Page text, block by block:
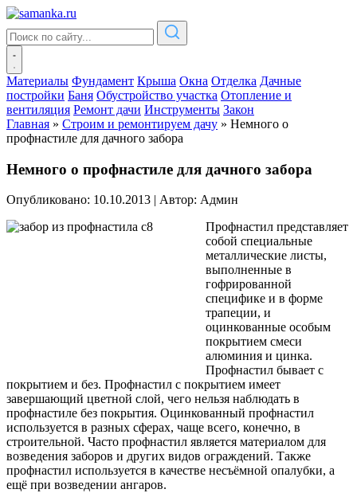
Материалы Фундамент Крыша Окна Отделка Дачные
постройки Баня Обустройство участка Отопление и
вентиляция Ремонт дачи Инструменты Закон
Главная » Строим и ремонтируем дачу » Немного о
профнастиле для дачного забора
Немного о профнастиле для дачного забора
Опубликовано: 10.10.2013 | Автор: Админ
Профнастил представляет
собой специальные
металлические листы,
выполненные в
гофрированной
специфике и в форме
трапеции, и
оцинкованные особым
покрытием смеси
алюминия и цинка.
Профнастил бывает с
покрытием и без. Профнастил с покрытием имеет
завершающий цветной слой, чего нельзя наблюдать в
профнастиле без покрытия. Оцинкованный профнастил
используется в разных сферах, чаще всего, конечно, в
строительной. Часто профнастил является материалом для
возведения заборов и других видов ограждений. Также
профнастил используется в качестве несъёмной опалубки, а
ещё при возведении ангаров.